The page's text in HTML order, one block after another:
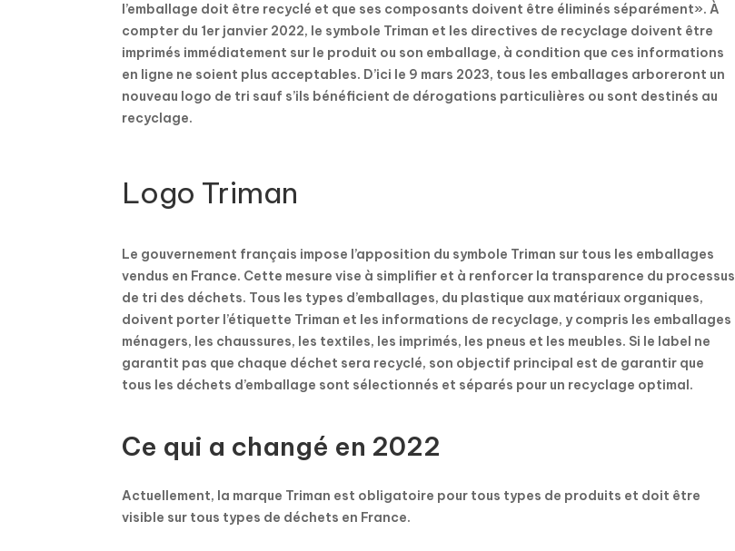
l’emballage doit être recyclé et que ses composants doivent être éliminés séparément». À
compter du 1er janvier 2022, le symbole Triman et les directives de recyclage doivent être
imprimés immédiatement sur le produit ou son emballage, à condition que ces informations
en ligne ne soient plus acceptables. D’ici le 9 mars 2023, tous les emballages arboreront un
nouveau logo de tri sauf s’ils bénéficient de dérogations particulières ou sont destinés au
recyclage.
Logo Triman
Le gouvernement français impose l’apposition du symbole Triman sur tous les emballages
vendus en France. Cette mesure vise à simplifier et à renforcer la transparence du processus
de tri des déchets. Tous les types d’emballages, du plastique aux matériaux organiques,
doivent porter l’étiquette Triman et les informations de recyclage, y compris les emballages
ménagers, les chaussures, les textiles, les imprimés, les pneus et les meubles. Si le label ne
garantit pas que chaque déchet sera recyclé, son objectif principal est de garantir que
tous les déchets d’emballage sont sélectionnés et séparés pour un recyclage optimal.
Ce qui a changé en 2022
Actuellement, la marque Triman est obligatoire pour tous types de produits et doit être
visible sur tous types de déchets en France.